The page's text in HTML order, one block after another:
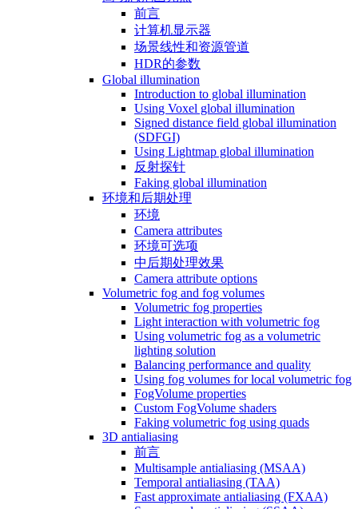
前言
计算机显示器
场景线性和资源管道
HDR的参数
Global illumination
Introduction to global illumination
Using Voxel global illumination
Signed distance field global illumination
(SDFGI)
Using Lightmap global illumination
反射探针
Faking global illumination
环境和后期处理
环境
Camera attributes
环境可选项
中后期处理效果
Camera attribute options
Volumetric fog and fog volumes
Volumetric fog properties
Light interaction with volumetric fog
Using volumetric fog as a volumetric
lighting solution
Balancing performance and quality
Using fog volumes for local volumetric fog
FogVolume properties
Custom FogVolume shaders
Faking volumetric fog using quads
3D antialiasing
前言
Multisample antialiasing (MSAA)
Temporal antialiasing (TAA)
Fast approximate antialiasing (FXAA)